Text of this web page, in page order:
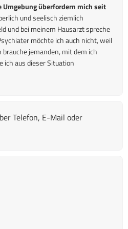
überfordern mich seit
und seelisch ziemlich
und bei meinem Hausarzt spreche
möchte ich auch nicht, weil
jemanden, mit dem ich
ich aus dieser Situation
Telefon, E-Mail oder